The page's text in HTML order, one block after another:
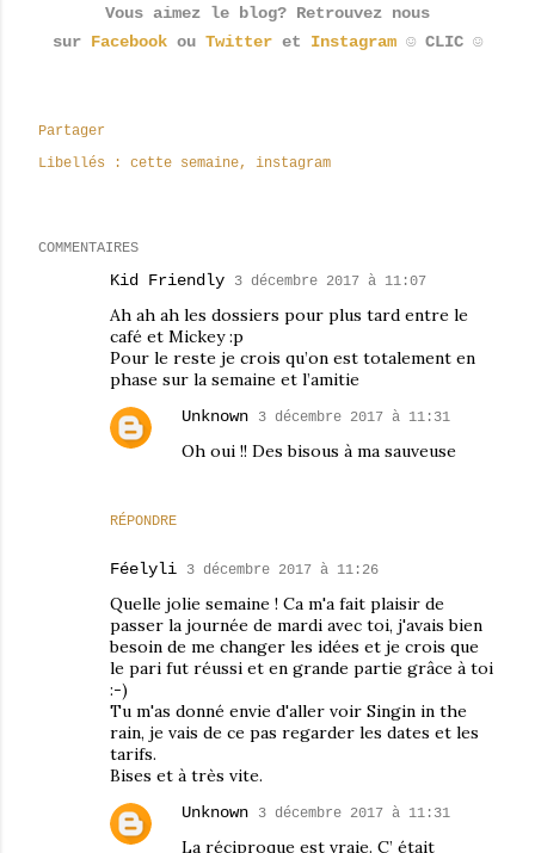
Vous aimez le blog? Retrouvez nous
sur Facebook ou Twitter et Instagram ☺ CLIC ☺
Partager
Libellés :
cette semaine instagram
COMMENTAIRES
Kid Friendly 3 décembre 2017 à 11:07
Ah ah ah les dossiers pour plus tard entre le
café et Mickey :p
Pour le reste je crois qu’on est totalement en
phase sur la semaine et l’amitie
RÉPONDRE
Unknown 3 décembre 2017 à 11:31
Oh oui !! Des bisous à ma sauveuse
Féelyli 3 décembre 2017 à 11:26
Quelle jolie semaine ! Ca m'a fait plaisir de
passer la journée de mardi avec toi, j'avais bien
besoin de me changer les idées et je crois que
le pari fut réussi et en grande partie grâce à toi
:-)
Tu m'as donné envie d'aller voir Singin in the
rain, je vais de ce pas regarder les dates et les
tarifs.
Bises et à très vite.
Unknown 3 décembre 2017 à 11:31
La réciproque est vraie. C’ était